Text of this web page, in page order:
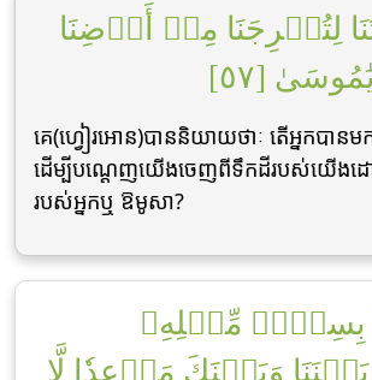
لِتُخۡرِجَنَا مِنۡ أَرۡضِنَا
[٥٧]
គេ(ហ្វៀរអោន)បាននិយាយថាៈ តើអ្នកបាន
ដើម្បីបណេ្ដញយើងចេញពីទឹកដីរបស់យើងដ
របស់អ្នកឬ ឱមូសា?
بِسِحۡرٖ مِّثۡلِهِۦ
وَبَيۡنَكَ مَوۡعِدٗا لَّا